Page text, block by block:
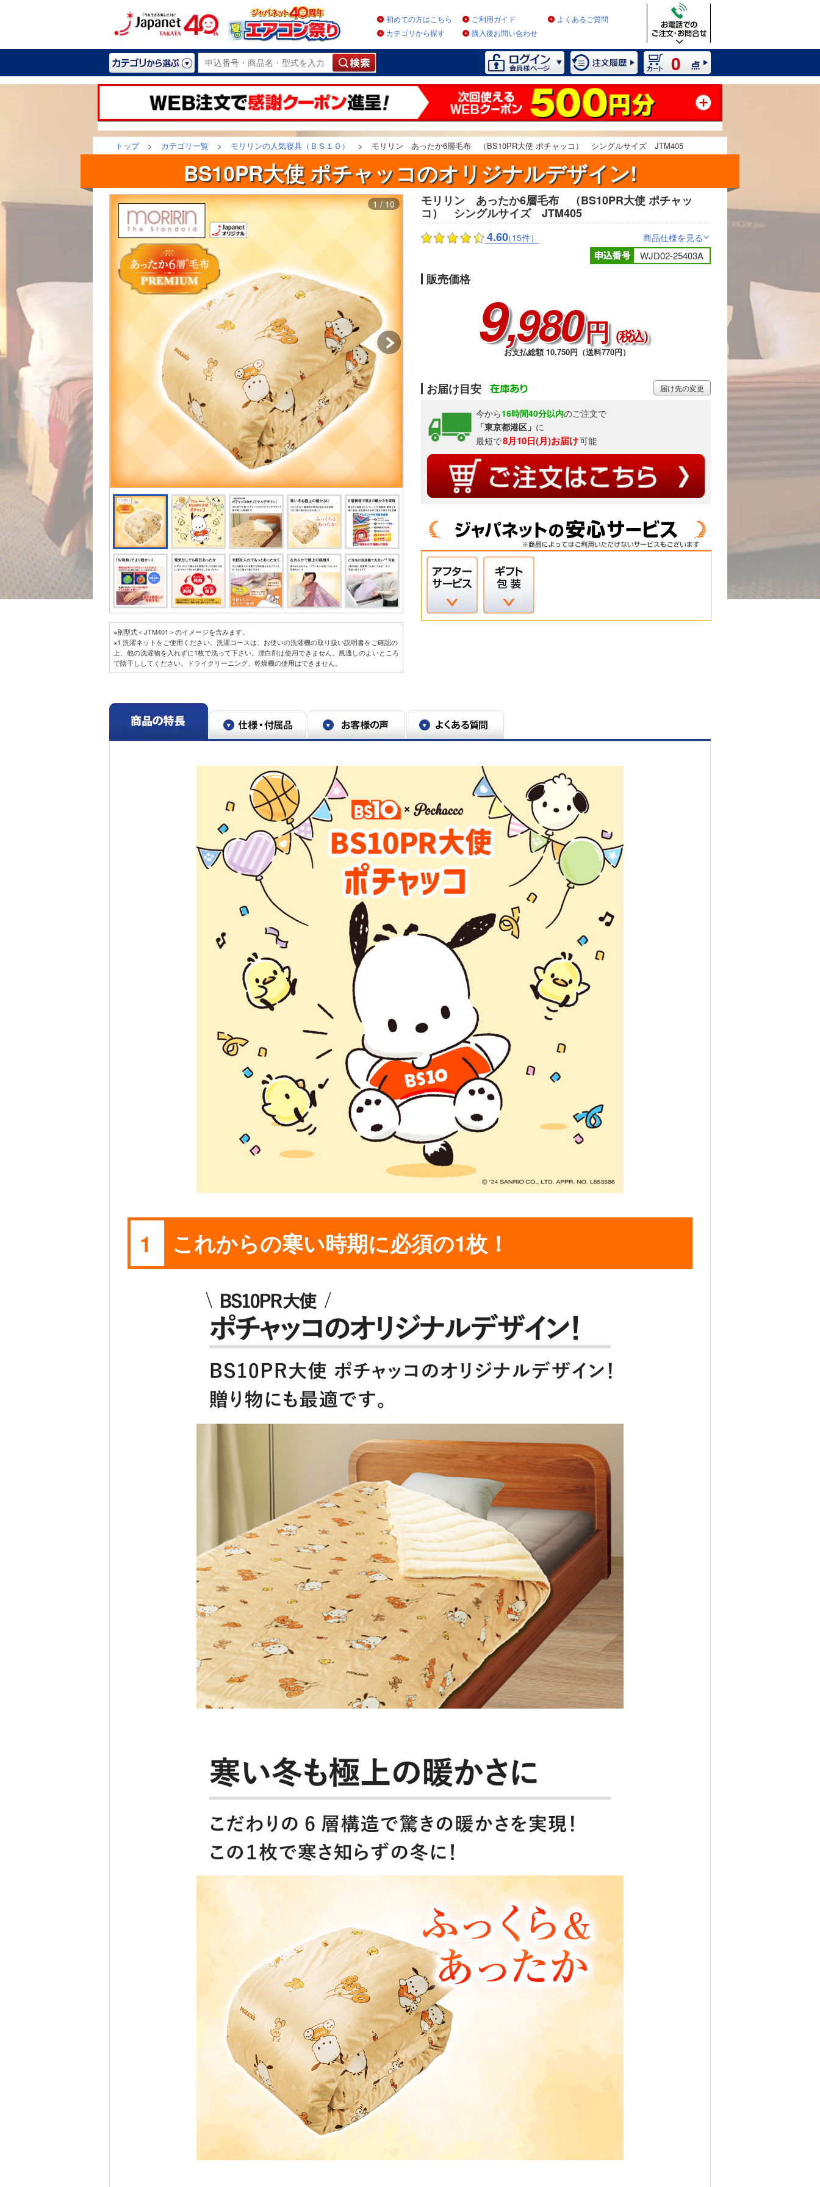
初めての方はこちら ご利用ガイド
よくあるご質問
カテゴリから探す
購入後お問い合わせ
0
トップ > カテゴリ一覧 > モリリンの人気寝具（ＢＳ１０） > モリリン あったか6層毛布 （BS10PR大使 ポチャッコ） シングルサイズ JTM405
BS10PR大使 ポチャッコのオリジナルデザイン!
1 / 10
※別型式＜JTM401＞のイメージを含みます。
※1 洗濯ネットをご使用ください。洗濯コースは、お使いの洗濯機の取り扱い説明書をご確認の
上、他の洗濯物を入れずに1枚で洗って下さい。漂白剤は使用できません。風通しのよいところ
で陰干ししてください。ドライクリーニング、乾燥機の使用はできません。
モリリン あったか6層毛布 （BS10PR大使 ポチャッ
コ） シングルサイズ JTM405
4.60（15件） 商品仕様を見る>
WJD02-25403A
販売価格
9,980円 （税込）
お支払総額 10,750円（送料770円）
お届け目安
今から16時間40分以内のご注文で
「東京都港区」 に
最短で8月10日(月)お届け可能
届け先の変更
1 これからの寒い時期に必須の1枚！